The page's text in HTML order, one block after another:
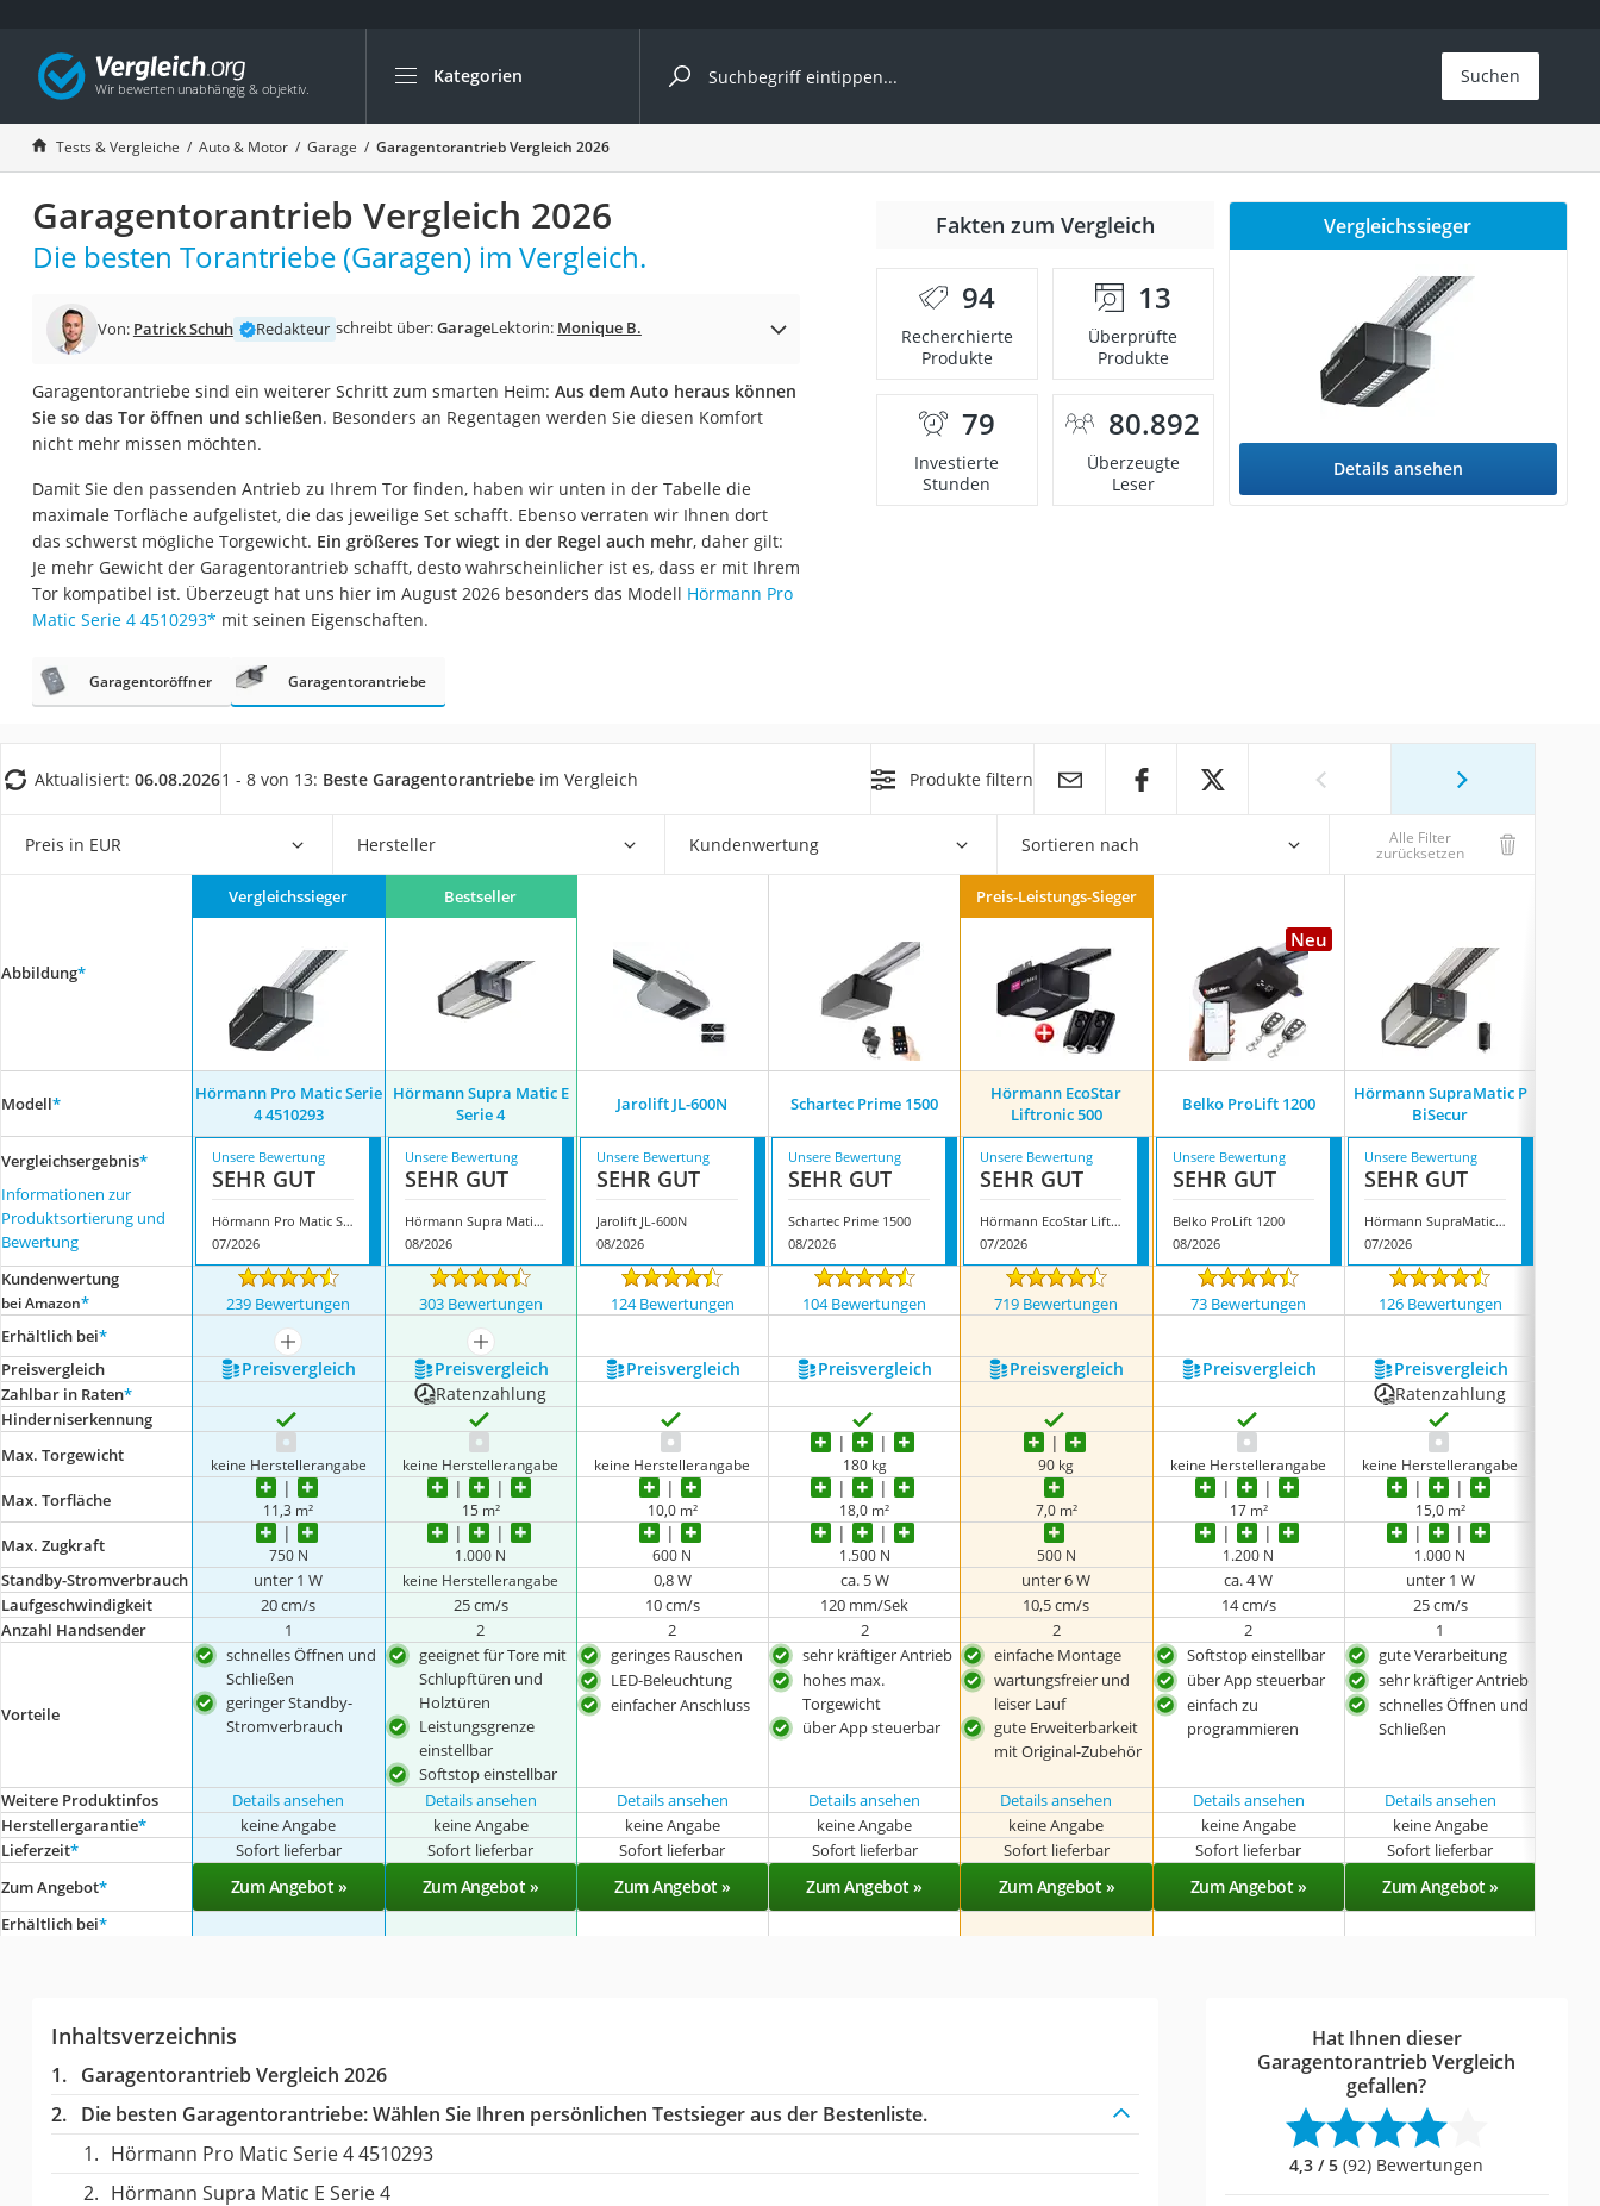
Kategorien
Die beliebtesten Vergleiche nach Kategorie
Auto & Motor
Fahrradträger-Anhängerkupplung (4 Fahrräder)
Fahrradträger
Fahrradträger (Anhängerkupplung)
Fahrradträger 3 Fahrräder
Benzinkanister (20 l)
Fahrradträger E-Bike
Benzinkanister
Wagenheber 3t
AGM-Batterie Wohnmobil
Thule-Fahrradträger
FM-Transmitter
Autobatterie-Ladegerät
Alkoholtester
Diesel-Additiv
Wagenheber
Suchen
Tests & Vergleiche Auto & Motor Garage Garagentorantrieb Vergleich 2026
Garagentorantrieb Vergleich 2026
Die besten Torantriebe (Garagen) im Vergleich.
Von: Patrick Schuh Redakteur schreibt über:GarageLektorin: Monique B.
Garagentorantriebe sind ein weiterer Schritt zum smarten Heim: Aus dem Auto heraus können
Sie so das Tor öffnen und schließen. Besonders an Regentagen werden Sie diesen Komfort
nicht mehr missen möchten.
Damit Sie den passenden Antrieb zu Ihrem Tor finden, haben wir unten in der Tabelle die
maximale Torfläche aufgelistet, die das jeweilige Set schafft. Ebenso verraten wir Ihnen dort
das schwerst mögliche Torgewicht. Ein größeres Tor wiegt in der Regel auch mehr, daher gilt:
Je mehr Gewicht der Garagentorantrieb schafft, desto wahrscheinlicher ist es, dass er mit Ihrem
Tor kompatibel ist. Überzeugt hat uns hier im August 2026 besonders das Modell Hörmann Pro
Matic Serie 4 4510293* mit seinen Eigenschaften.
Fakten zum Vergleich
94
Recherchierte
Produkte
13
Überprüfte
Produkte
79
Investierte
Stunden
80.892
Überzeugte
Leser
Vergleichssieger
Details ansehen
Garagentoröffner Garagentorantriebe
Aktualisiert: 06.08.20261 - 8 von 13: Beste Garagentorantriebe im Vergleich Produkte filtern
Preis in EUR Hersteller Kundenwertung Sortieren nach Alle Filter
zurücksetzen
Abbildung*
Vergleichssieger Bestseller Preis-Leistungs-Sieger
Neu
Modell*
Hörmann Pro Matic Serie
4 4510293
Hörmann Supra Matic E
Serie 4
Jarolift JL-600N Schartec Prime 1500
Hörmann EcoStar
Liftronic 500
Belko ProLift 1200
Hörmann SupraMatic P
BiSecur
Vergleichsergebnis*
Informationen zur
Produktsortierung und
Bewertung
Unsere Bewertung
SEHR GUT
Hörmann Pro Matic Serie 4 4510293
07/2026
Unsere Bewertung
SEHR GUT
Hörmann Supra Matic E Serie 4
08/2026
Unsere Bewertung
SEHR GUT
Jarolift JL-600N
08/2026
Unsere Bewertung
SEHR GUT
Schartec Prime 1500
08/2026
Unsere Bewertung
SEHR GUT
Hörmann EcoStar Liftronic 500
07/2026
Unsere Bewertung
SEHR GUT
Belko ProLift 1200
08/2026
Unsere Bewertung
SEHR GUT
Hörmann SupraMatic P BiSecur
07/2026
Kundenwertung
bei Amazon* 239 Bewertungen 303 Bewertungen 124 Bewertungen 104 Bewertungen 719 Bewertungen 73 Bewertungen 126 Bewertungen
Erhältlich bei*
mehr anzeigen
mehr anzeigen
Preis­vergleich
Preis­vergleich Preis­vergleich Preis­vergleich Preis­vergleich Preis­vergleich Preis­vergleich Preis­vergleich
Zahlbar in Raten* Ratenzahlung Ratenzahlung
Hinderniserkennung
Max. Torgewicht
keine Herstellerangabe keine Herstellerangabe keine Herstellerangabe 180 kg 90 kg keine Herstellerangabe keine Herstellerangabe
Max. Torfläche 11,3 m² 15 m² 10,0 m² 18,0 m² 7,0 m² 17 m² 15,0 m²
Max. Zugkraft 750 N 1.000 N 600 N 1.500 N 500 N 1.200 N 1.000 N
Standby-Stromverbrauch unter 1 W keine Herstellerangabe 0,8 W ca. 5 W unter 6 W ca. 4 W unter 1 W
Laufgeschwindigkeit
20 cm/s 25 cm/s 10 cm/s 120 mm/Sek 10,5 cm/s 14 cm/s
25 cm/s
Anzahl Handsender
1 2 2 2 2 2 1
Vorteile
schnelles Öffnen und
Schließen
geringer Standby-
Stromverbrauch
geeignet für Tore mit
Schlupftüren und
Holztüren
Leistungsgrenze
einstellbar
Softstop einstellbar
geringes Rauschen
LED-Beleuchtung
einfacher Anschluss
sehr kräftiger Antrieb
hohes max.
Torgewicht
über App steuerbar
einfache Montage
wartungsfreier und
leiser Lauf
gute Erweiterbarkeit
mit Original-Zubehör
Softstop einstellbar
über App steuerbar
einfach zu
programmieren
gute Verarbeitung
sehr kräftiger Antrieb
schnelles Öffnen und
Schließen
Weitere Produktinfos Details ansehen Details ansehen Details ansehen Details ansehen Details ansehen Details ansehen
Details ansehen
Herstellergarantie* keine Angabe keine Angabe keine Angabe keine Angabe keine Angabe keine Angabe
keine Angabe
Lieferzeit* Sofort lieferbar Sofort lieferbar Sofort lieferbar Sofort lieferbar Sofort lieferbar Sofort lieferbar Sofort lieferbar
Zum Angebot* Zum Angebot » Zum Angebot » Zum Angebot » Zum Angebot » Zum Angebot » Zum Angebot » Zum Angebot »
Erhältlich bei*
Inhaltsverzeichnis
Garagentorantrieb Vergleich 2026
Die besten Garagentorantriebe:Wählen Sie Ihren persönlichen Testsieger aus der Bestenliste.
Hörmann Pro Matic Serie 4 4510293
Hörmann Supra Matic E Serie 4
Hat Ihnen dieser
Garagentorantrieb Vergleich
gefallen?
4,3 / 5 (92) Bewertungen